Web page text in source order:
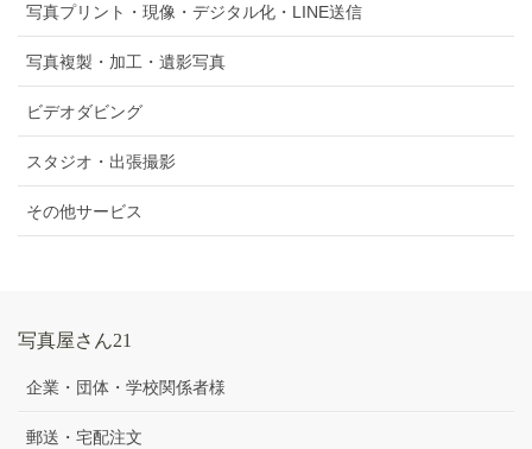
写真プリント・現像・デジタル化・LINE送信
写真複製・加工・遺影写真
ビデオダビング
スタジオ・出張撮影
その他サービス
写真屋さん21
企業・団体・学校関係者様
郵送・宅配注文